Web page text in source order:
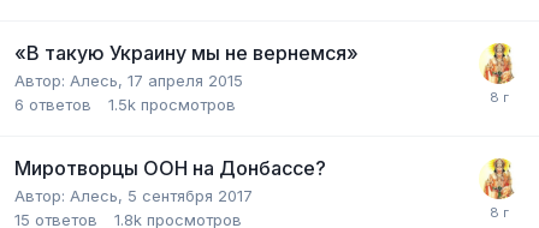
«В такую Украину мы не вернемся»
Автор: Алесь, 17 апреля 2015
6 ответов 1.5k просмотров
Миротворцы ООН на Донбассе?
Автор: Алесь, 5 сентября 2017
15 ответов 1.8k просмотров